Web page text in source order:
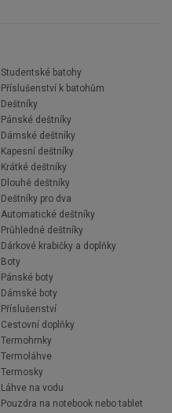
Studentské batohy
Příslušenství k batohům
Deštníky
Pánské deštníky
Dámské deštníky
Kapesní deštníky
Krátké deštníky
Dlouhé deštníky
Deštníky pro dva
Automatické deštníky
Průhledné deštníky
Dárkové krabičky a doplňky
Boty
Pánské boty
Dámské boty
Příslušenství
Cestovní doplňky
Termohrnky
Termoláhve
Termosky
Láhve na vodu
Pouzdra na notebook nebo tablet